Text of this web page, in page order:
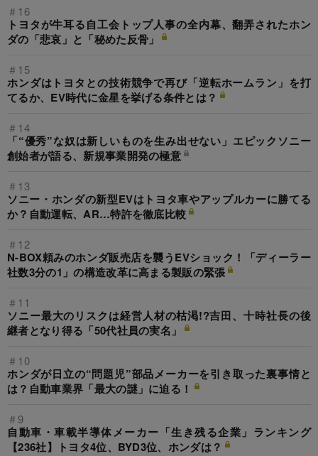
＃16
トヨタが牛耳る自工会トップ人事の全内幕、翻弄されたホン
ダの「悲哀」と「秘めた反骨」
＃15
ホンダはトヨタとの技術競争で再び「逆転ホームラン」を打
てるか、EV時代に金星を挙げる条件とは？
＃14
「“優秀”な奴は新しいものを生み出せない」エピックソニー
創始者が語る、新規事業開発の極意
＃13
ソニー・ホンダの新型EVはトヨタ車やアップルカーに勝てる
か？自動運転、AR…特許を徹底比較
＃12
N-BOX頼みのホンダ販売店を襲うEVショック！「ディーラー
社数3分の1」の構造改革に高まる製販の緊張
＃11
ソニー最大のリスクは経営人材の枯渇!?吉田、十時社長の後
継者となり得る「50代社員の実名」
＃10
ホンダが日立の“問題児”部品メーカーを引き取った裏事情と
は？自動車業界「最大の謎」に迫る！
＃9
自動車・車載半導体メーカー「生き残る企業」ランキング
【236社】トヨタ4位、BYD3位、ホンダは？